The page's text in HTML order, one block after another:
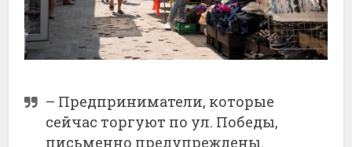
– Предприниматели, которые
сейчас торгуют по ул. Победы,
письменно предупреждены.